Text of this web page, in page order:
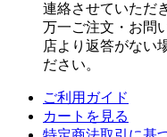
連絡させていただ
万一ご注文・お問
店より返答がない
ださい。
ご利用ガイド
カートを見る